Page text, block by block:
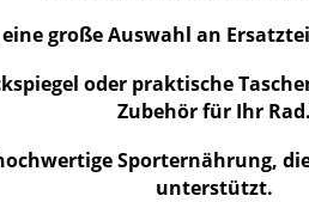
große Auswahl an
oder praktische
Zubehör für Ihr
Sporternährung,
unterstützt.